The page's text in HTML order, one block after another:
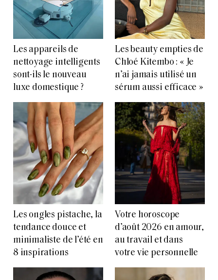
Les appareils de
nettoyage intelligents
sont-ils le nouveau
luxe domestique ?
Les beauty empties de
Chloé Kitembo : « Je
n’ai jamais utilisé un
sérum aussi efficace »
Les ongles pistache, la
tendance douce et
minimaliste de l’été en
8 inspirations
Votre horoscope
d’août 2026 en amour,
au travail et dans
votre vie personnelle